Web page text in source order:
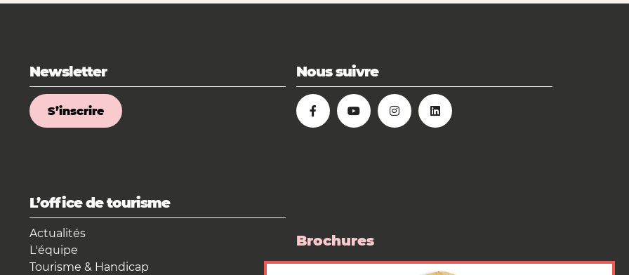
Newsletter
S’inscrire
Nous suivre
L’office de tourisme
Actualités
L'équipe
Tourisme & Handicap
Brochures
La boutique